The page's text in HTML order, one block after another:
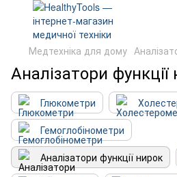
Медтехніка для дому
Аналізатори функції
Глюкометри
Гемоглобінометри
Аналізатори функції нирок